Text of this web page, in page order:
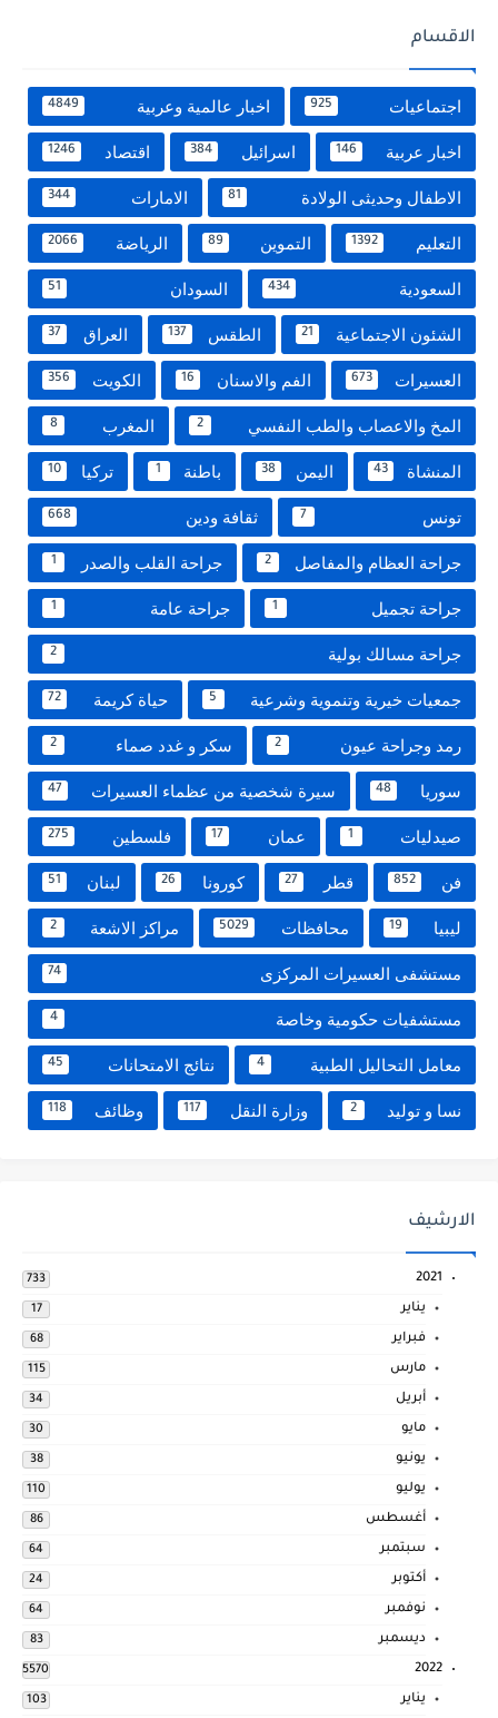
الاقسام
اجتماعيات 925 اخبار عالمية وعربية 4849
اخبار عربية 146 اسرائيل 384 اقتصاد 1246
الاطفال وحديثى الولادة 81 الامارات 344
التعليم 1392 التموين 89 الرياضة 2066
السعودية 434 السودان 51
الشئون الاجتماعية 21 الطقس 137 العراق 37
العسيرات 673 الفم والاسنان 16 الكويت 356
المخ والاعصاب والطب النفسي 2 المغرب 8
المنشاة 43 اليمن 38 باطنة 1 تركيا 10
تونس 7 ثقافة ودين 668
جراحة العظام والمفاصل 2 جراحة القلب والصدر 1
جراحة تجميل 1 جراحة عامة 1
جراحة مسالك بولية 2
جمعيات خيرية وتنموية وشرعية 5 حياة كريمة 72
رمد وجراحة عيون 2 سكر و غدد صماء 2
سوريا 48 سيرة شخصية من عظماء العسيرات 47
صيدليات 1 عمان 17 فلسطين 275
فن 852 قطر 27 كورونا 26 لبنان 51
ليبيا 19 محافظات 5029 مراكز الاشعة 2
مستشفى العسيرات المركزى 74
مستشفيات حكومية وخاصة 4
معامل التحاليل الطبية 4 نتائج الامتحانات 45
نسا و توليد 2 وزارة النقل 117 وظائف 118
الارشيف
2021
733
يناير 17
فبراير 68
مارس 115
أبريل 34
مايو 30
يونيو 38
يوليو 110
أغسطس 86
سبتمبر 64
أكتوبر 24
نوفمبر 64
ديسمبر 83
2022
5570
يناير 103